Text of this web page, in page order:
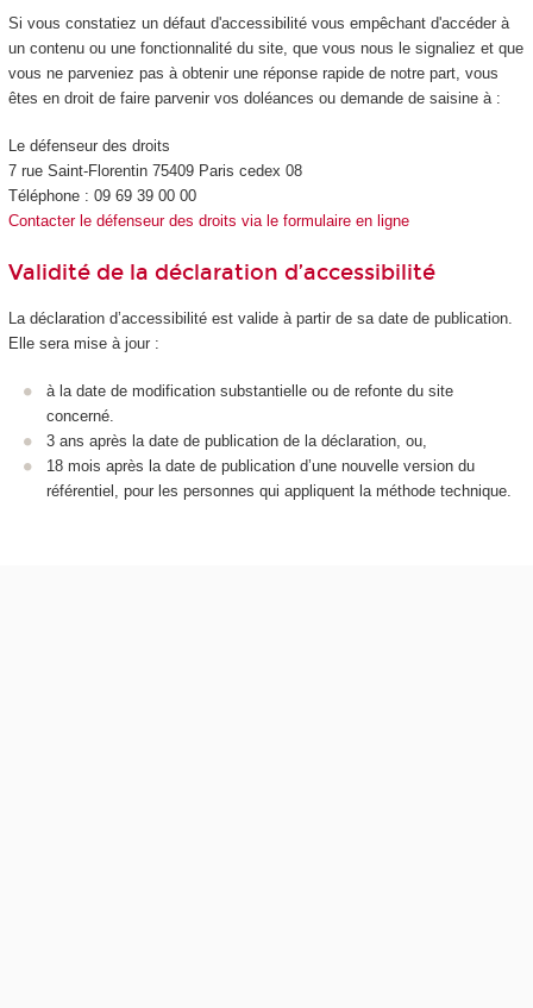
Si vous constatiez un défaut d'accessibilité vous empêchant d'accéder à
un contenu ou une fonctionnalité du site, que vous nous le signaliez et que
vous ne parveniez pas à obtenir une réponse rapide de notre part, vous
êtes en droit de faire parvenir vos doléances ou demande de saisine à :
Le défenseur des droits
7 rue Saint-Florentin 75409 Paris cedex 08
Téléphone : 09 69 39 00 00
Contacter le défenseur des droits via le formulaire en ligne
Validité de la déclaration d’accessibilité
La déclaration d’accessibilité est valide à partir de sa date de publication.
Elle sera mise à jour :
à la date de modification substantielle ou de refonte du site
concerné.
3 ans après la date de publication de la déclaration, ou,
18 mois après la date de publication d’une nouvelle version du
référentiel, pour les personnes qui appliquent la méthode technique.